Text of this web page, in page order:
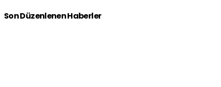
Son Düzenlenen Haberler